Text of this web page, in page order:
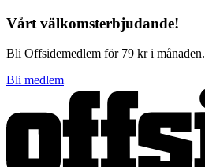
Vårt välkomsterbjudande!
Bli Offsidemedlem för 79 kr i månaden.
Bli medlem